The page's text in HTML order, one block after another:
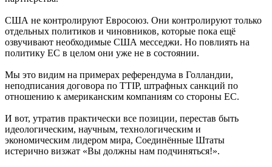
США не контролируют Евросоюз. Они контролируют только
отдельных политиков и чиновников, которые пока ещё
озвучивают необходимые США месседжи. Но повлиять на
политику ЕС в целом они уже не в состоянии.
Мы это видим на примерах референдума в Голландии,
неподписания договора по TTIP, штрафных санкций по
отношению к американским компаниям со стороны ЕС.
И вот, утратив практически все позиции, перестав быть
идеологическим, научным, технологическим и
экономическим лидером мира, Соединённые Штаты
истерично визжат «Вы должны нам подчиняться!».